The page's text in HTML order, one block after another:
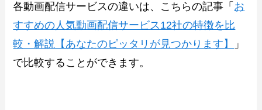
各動画配信サービスの違いは、こちらの記事「 お
すすめの人気動画配信サービス12社の特徴を比
較・解説【あなたのピッタリが見つかります】
」
で比較することができます。